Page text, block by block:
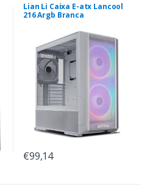
Lian Li Caixa E-atx Lancool
216 Argb Branca
€99,14